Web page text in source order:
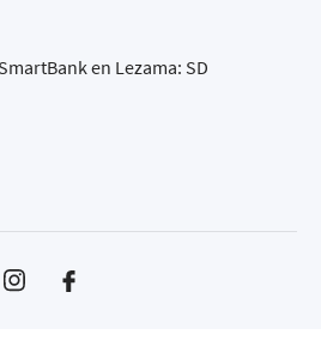
en Lezama: SD